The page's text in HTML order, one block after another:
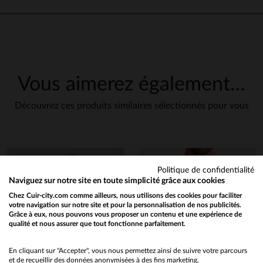
Vous aimerez également…
Découvrez ces produits similaires sélectionnés pour vous
Would you like to be redirected to our English site?
No
Politique de confidentialité
Naviguez sur notre site en toute simplicité grâce aux cookies
Chez Cuir-city.com comme ailleurs, nous utilisons des cookies pour faciliter
votre navigation sur notre site et pour la personnalisation de nos publicités.
Grâce à eux, nous pouvons vous proposer un contenu et une expérience de
qualité et nous assurer que tout fonctionne parfaitement.
En cliquant sur "Accepter", vous nous permettez ainsi de suivre votre parcours
et de recueillir des données anonymisées à des fins marketing.